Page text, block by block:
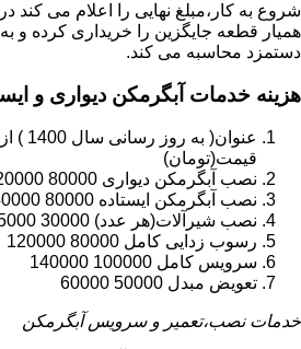
شروع به کار،مبلغ نهایی را اعلام می
همیار قطعه جایگزین را خریداری کرده و
دستمزد محاسبه می کند.
هزینه خدمات آبگرمکن دیواری و
عنوان(
قیمت(تومان)
نصب آبگرمکن دیواری 80000 120000
نصب آبگرمکن ایستاده 80000 140000
نصب شیرآلات(هر عدد) 30000 35000
رسوب زدایی کامل 80000 120000
سرویس کامل 100000 140000
تعویض مبدل 50000 60000
خدمات نصب،تعمیر و سرویس آبگرمکن